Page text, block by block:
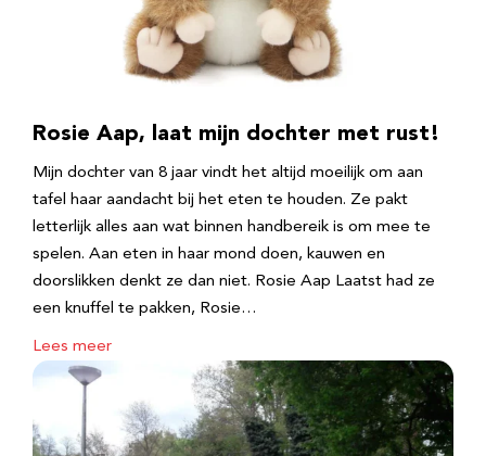
Rosie Aap, laat mijn dochter met rust!
Mijn dochter van 8 jaar vindt het altijd moeilijk om aan
tafel haar aandacht bij het eten te houden. Ze pakt
letterlijk alles aan wat binnen handbereik is om mee te
spelen. Aan eten in haar mond doen, kauwen en
doorslikken denkt ze dan niet. Rosie Aap Laatst had ze
een knuffel te pakken, Rosie…
Lees meer